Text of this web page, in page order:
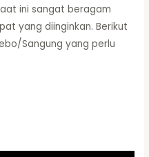
ini sangat beragam
yang diinginkan. Berikut
Sangung yang perlu